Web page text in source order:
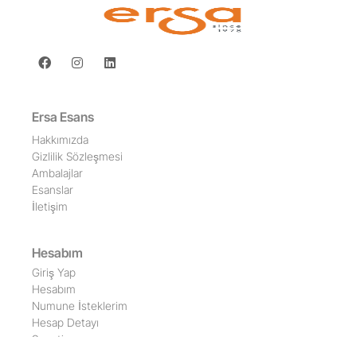
Ersa Esans
Hakkımızda
Gizlilik Sözleşmesi
Ambalajlar
Esanslar
İletişim
Hesabım
Giriş Yap
Hesabım
Numune İsteklerim
Hesap Detayı